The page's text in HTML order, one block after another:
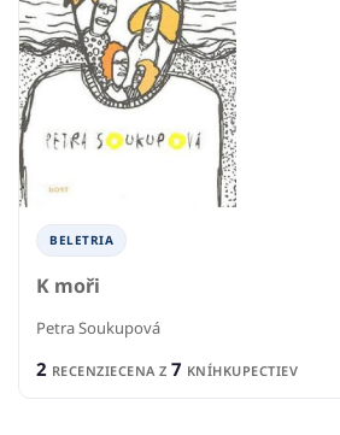
BELETRIA
K moři
Petra Soukupová
2 RECENZIECENA Z 7 KNÍHKUPECTIEV